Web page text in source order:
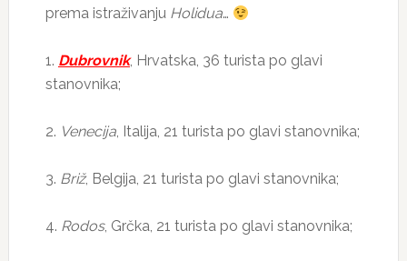
prema istraživanju Holidua…
1. Dubrovnik, Hrvatska, 36 turista po glavi
stanovnika;
2. Venecija, Italija, 21 turista po glavi stanovnika;
3. Briž, Belgija, 21 turista po glavi stanovnika;
4. Rodos, Grčka, 21 turista po glavi stanovnika;